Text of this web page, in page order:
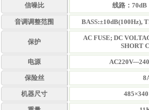
信噪比 线路：70dB
音调调整范围 BASS:±10dB(100Hz),
保护
AC FUSE; DC
SHORT
电源 AC220V---
保险丝
机器尺寸